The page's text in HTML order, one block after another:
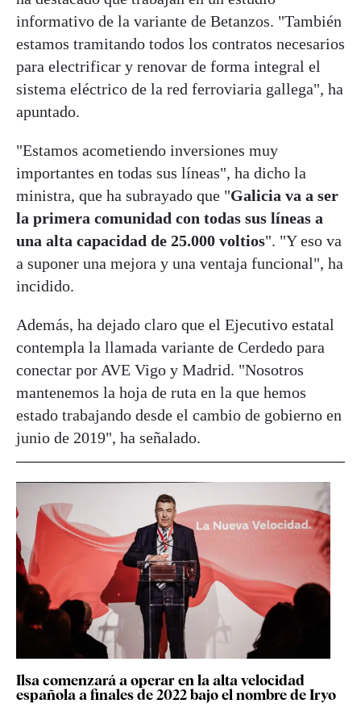
informativo de la variante de Betanzos. "También
estamos tramitando todos los contratos necesarios
para electrificar y renovar de forma integral el
sistema eléctrico de la red ferroviaria gallega", ha
apuntado.
"Estamos acometiendo inversiones muy
importantes en todas sus líneas", ha dicho la
ministra, que ha subrayado que "Galicia va a ser
la primera comunidad con todas sus líneas a
una alta capacidad de 25.000 voltios". "Y eso va
a suponer una mejora y una ventaja funcional", ha
incidido.
Además, ha dejado claro que el Ejecutivo estatal
contempla la llamada variante de Cerdedo para
conectar por AVE Vigo y Madrid. "Nosotros
mantenemos la hoja de ruta en la que hemos
estado trabajando desde el cambio de gobierno en
junio de 2019", ha señalado.
Ilsa comenzará a operar en la alta velocidad
española a finales de 2022 bajo el nombre de Iryo